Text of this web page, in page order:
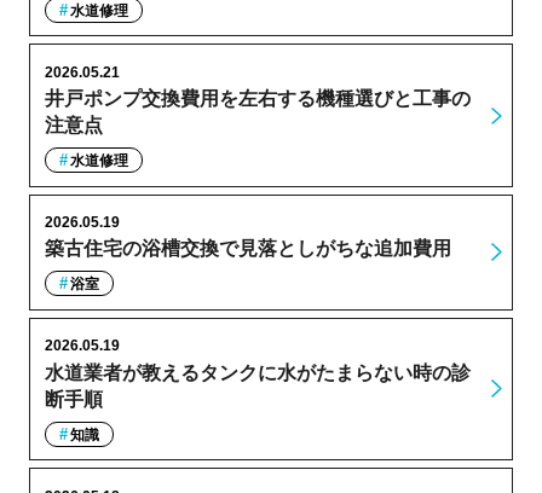
水道修理
井戸ポンプ交換費用を左右する機種選びと工事の
注意点
2026.05.21
水道修理
築古住宅の浴槽交換で見落としがちな追加費用
2026.05.19
浴室
水道業者が教えるタンクに水がたまらない時の診
断手順
2026.05.19
知識